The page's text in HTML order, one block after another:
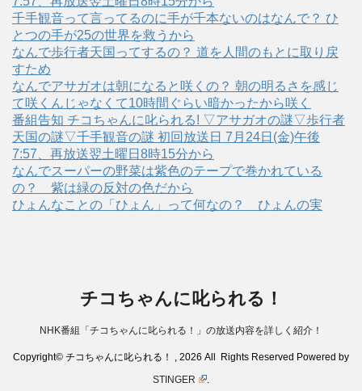
千手観音って言ってるのに手が千本ないのはなんで？ ひ
とつの手が25の世界を救うから
なんで歩行者天国ってするの？ 道を人間のもとに取り戻
すため
なんでアサガオは朝になると咲くの？ 朝の明るさを感じ
て咲くんじゃなくて10時間ぐらい暗かったから咲く
番組告知 チコちゃんに叱られる! ▽アサガオの謎▽歩行者
天国の謎▽千手観音の謎 初回放送日 7月24日(金)午後
7:57、再放送翌土曜日8時15分から
なんでスーパーの野菜は紫色のテープで巻かれている
の？ 紫は緑の反対の色だから
ひょんなことの「ひょん」って何なの？ ひょんの実
チコちゃんに叱られる！
NHK番組「チコちゃんに叱られる！」の放送内容を詳しく紹介！
Copyright© チコちゃんに叱られる！ , 2026 All Rights Reserved Powered by
STINGER
.